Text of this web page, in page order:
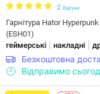
2 Відгуки
Гарнiтура Hator
(ESH01)
геймерські
накладні
Безкоштовна
Відправимо